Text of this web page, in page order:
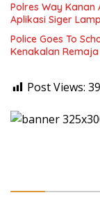
Polres Way
Aplikasi Siger
Police Goes To
Kenakalan
Post Views: